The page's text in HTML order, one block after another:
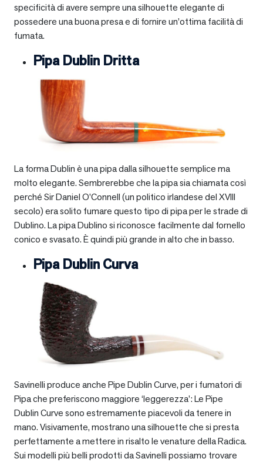
specificità di avere sempre una silhouette elegante di
possedere una buona presa e di fornire un’ottima facilità di
fumata.
Pipa Dublin Dritta
La forma Dublin è una pipa dalla silhouette semplice ma
molto elegante. Sembrerebbe che la pipa sia chiamata così
perché Sir Daniel O’Connell (un politico irlandese del XVIII
secolo) era solito fumare questo tipo di pipa per le strade di
Dublino. La pipa Dublino si riconosce facilmente dal fornello
conico e svasato. È quindi più grande in alto che in basso.
Pipa Dublin Curva
Savinelli produce anche Pipe Dublin Curve, per i fumatori di
Pipa che preferiscono maggiore ‘leggerezza’: Le Pipe
Dublin Curve sono estremamente piacevoli da tenere in
mano. Visivamente, mostrano una silhouette che si presta
perfettamente a mettere in risalto le venature della Radica.
Sui modelli più belli prodotti da Savinelli possiamo trovare